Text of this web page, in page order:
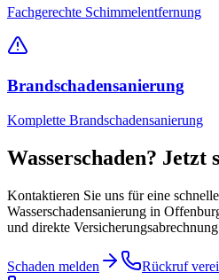
Fachgerechte Schimmelentfernung
Brandschadensanierung
Komplette Brandschadensanierung
Wasserschaden? Jetzt
Kontaktieren Sie uns für eine
Wasserschadensanierung in
und direkte
Schaden melden
Rückruf